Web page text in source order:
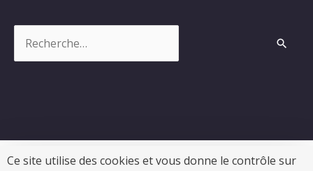
Ce site utilise des cookies et vous donne le contrôle sur